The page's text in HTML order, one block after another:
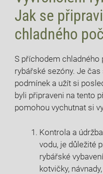
Jak‍ se
chladného
S ⁤příchodem⁢
rybářské sezóny.​ Je
podmínek​ a užít si
byli připraveni⁢ na tento
pomohou vychutnat‌ si
Kontrola ⁣a
vodu,‌ je důležité‍
rybářské
kotvičky,